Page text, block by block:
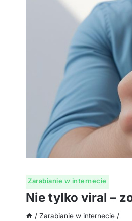
Zarabianie w internecie
Nie tylko viral –
/ Zarabianie w internecie /